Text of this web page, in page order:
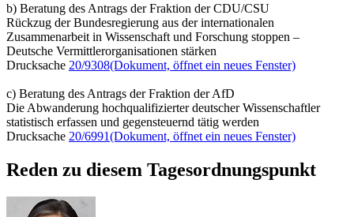
b) Beratung des Antrags der Fraktion der CDU/CSU
Rückzug der Bundesregierung aus der internationalen
Zusammenarbeit in Wissenschaft und Forschung stoppen –
Deutsche Vermittlerorganisationen stärken
Drucksache 20/9308(Dokument, öffnet ein neues Fenster)
c) Beratung des Antrags der Fraktion der AfD
Die Abwanderung hochqualifizierter deutscher Wissenschaftler
statistisch erfassen und gegensteuernd tätig werden
Drucksache 20/6991(Dokument, öffnet ein neues Fenster)
Reden zu diesem Tagesordnungspunkt